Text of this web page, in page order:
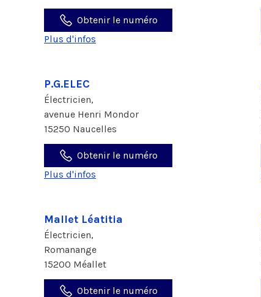
Obtenir le numéro
Plus d'infos
P.G.ELEC
Électricien,
avenue Henri Mondor
15250 Naucelles
Obtenir le numéro
Plus d'infos
Mallet Léatitia
Électricien,
Romanange
15200 Méallet
Obtenir le numéro